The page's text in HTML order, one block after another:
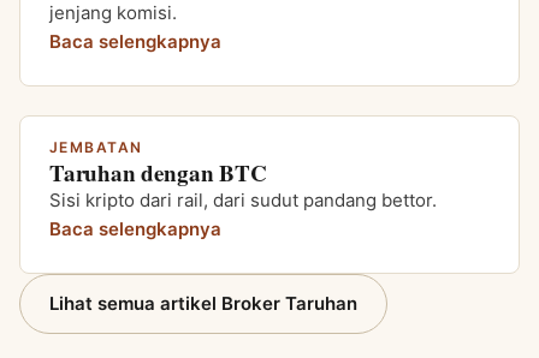
jenjang komisi.
Baca selengkapnya
JEMBATAN
Taruhan dengan BTC
Sisi kripto dari rail, dari sudut pandang bettor.
Baca selengkapnya
Lihat semua artikel Broker Taruhan